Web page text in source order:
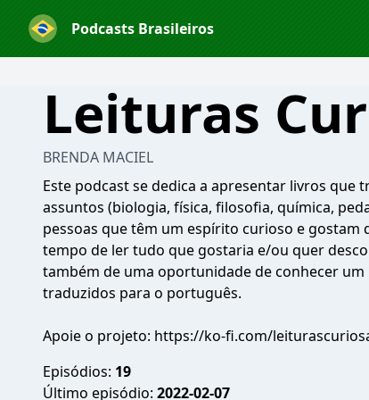
Podcasts Brasileiros
Leituras
BRENDA MACIEL
Este podcast se dedica a apresentar livros que
assuntos (biologia, física, filosofia, química,
pessoas que têm um espírito curioso e gostam
tempo de ler tudo que gostaria e/ou quer
também de uma oportunidade de conhecer
traduzidos para o português.
Apoie o projeto: https://ko-fi.com/
Episódios: 19
Último episódio: 2022-02-07